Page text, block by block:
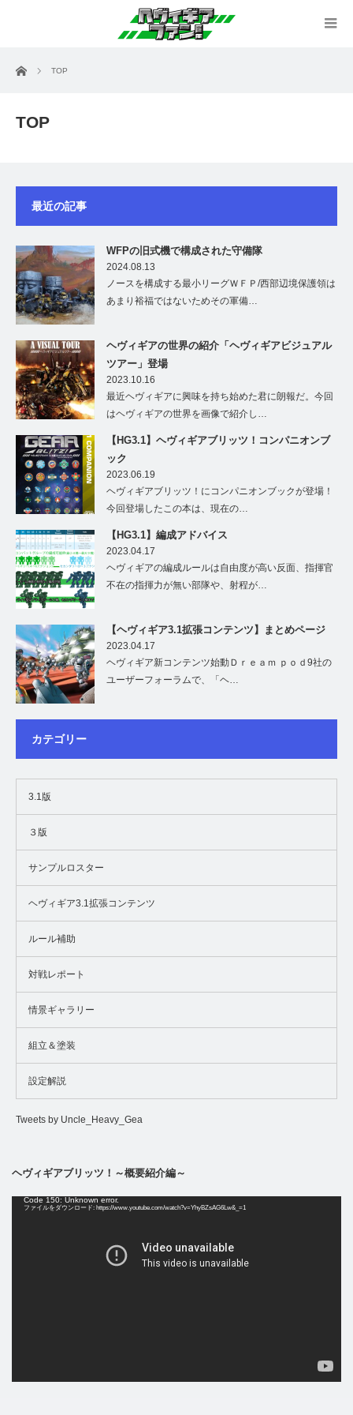
ホーム TOP
TOP
最近の記事
WFPの旧式機で構成された守備隊
2024.08.13
ノースを構成する最小リーグＷＦＰ/西部辺境保護領は
あまり裕福ではないためその軍備…
ヘヴィギアの世界の紹介「ヘヴィギアビジュアル
ツアー」登場
2023.10.16
最近ヘヴィギアに興味を持ち始めた君に朗報だ。今回
はヘヴィギアの世界を画像で紹介し…
【HG3.1】ヘヴィギアブリッツ！コンパニオンブ
ック
2023.06.19
ヘヴィギアブリッツ！にコンパニオンブックが登場！
今回登場したこの本は、現在の…
【HG3.1】編成アドバイス
2023.04.17
ヘヴィギアの編成ルールは自由度が高い反面、指揮官
不在の指揮力が無い部隊や、射程が…
【ヘヴィギア3.1拡張コンテンツ】まとめページ
2023.04.17
ヘヴィギア新コンテンツ始動Ｄｒｅａｍ ｐｏｄ9社の
ユーザーフォーラムで、「ヘ…
カテゴリー
3.1版
３版
サンプルロスター
ヘヴィギア3.1拡張コンテンツ
ルール補助
対戦レポート
情景ギャラリー
組立＆塗装
設定解説
Tweets by Uncle_Heavy_Gea
ヘヴィギアブリッツ！～概要紹介編～
Code 150: Unknown error.
ファイルをダウンロード: https://www.youtube.com/watch?v=YhyBZsAG6Lw&_=1